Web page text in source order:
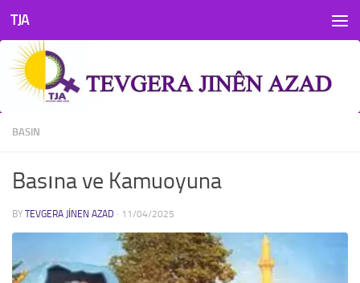
Skip to content
TJA
BASIN
Basına ve Kamuoyuna
BY TEVGERA JINEN AZAD · 11/04/2025